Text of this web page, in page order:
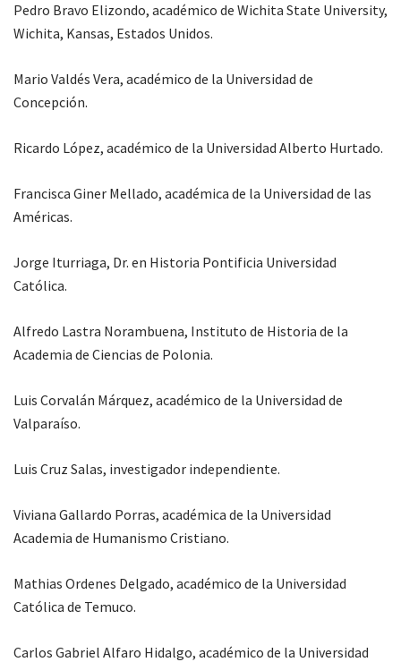
Pedro Bravo Elizondo, académico de Wichita State University,
Wichita, Kansas, Estados Unidos.
Mario Valdés Vera, académico de la Universidad de
Concepción.
Ricardo López, académico de la Universidad Alberto Hurtado.
Francisca Giner Mellado, académica de la Universidad de las
Américas.
Jorge Iturriaga, Dr. en Historia Pontificia Universidad
Católica.
Alfredo Lastra Norambuena, Instituto de Historia de la
Academia de Ciencias de Polonia.
Luis Corvalán Márquez, académico de la Universidad de
Valparaíso.
Luis Cruz Salas, investigador independiente.
Viviana Gallardo Porras, académica de la Universidad
Academia de Humanismo Cristiano.
Mathias Ordenes Delgado, académico de la Universidad
Católica de Temuco.
Carlos Gabriel Alfaro Hidalgo, académico de la Universidad